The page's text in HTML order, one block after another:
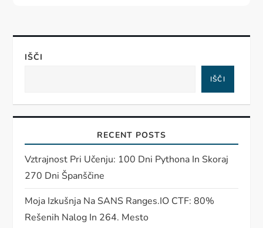
IŠČI
IŠČI
RECENT POSTS
Vztrajnost Pri Učenju: 100 Dni Pythona In Skoraj
270 Dni Španščine
Moja Izkušnja Na SANS Ranges.IO CTF: 80%
Rešenih Nalog In 264. Mesto